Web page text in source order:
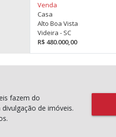
Venda
Casa
Alto Boa Vista
Videira - SC
R$ 480.000,00
fazem do
de imóveis.